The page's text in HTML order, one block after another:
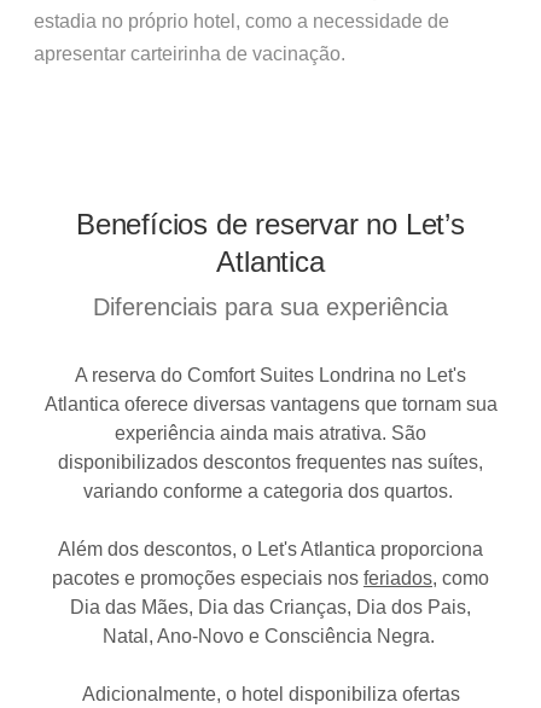
estadia no próprio hotel, como a necessidade de
apresentar carteirinha de vacinação.
Benefícios de reservar no Let’s
Atlantica
Diferenciais para sua experiência
A reserva do Comfort Suites Londrina no Let's
Atlantica oferece diversas vantagens que tornam sua
experiência ainda mais atrativa. São
disponibilizados descontos frequentes nas suítes,
variando conforme a categoria dos quartos.
Além dos descontos, o Let's Atlantica proporciona
pacotes e promoções especiais nos feriados, como
Dia das Mães, Dia das Crianças, Dia dos Pais,
Natal, Ano-Novo e Consciência Negra.
Adicionalmente, o hotel disponibiliza ofertas